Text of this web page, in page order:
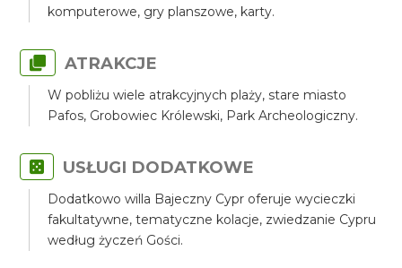
komputerowe, gry planszowe, karty.
ATRAKCJE
W pobliżu wiele atrakcyjnych plaży, stare miasto
Pafos, Grobowiec Królewski, Park Archeologiczny.
USŁUGI DODATKOWE
Dodatkowo willa Bajeczny Cypr oferuje wycieczki
fakultatywne, tematyczne kolacje, zwiedzanie Cypru
według życzeń Gości.